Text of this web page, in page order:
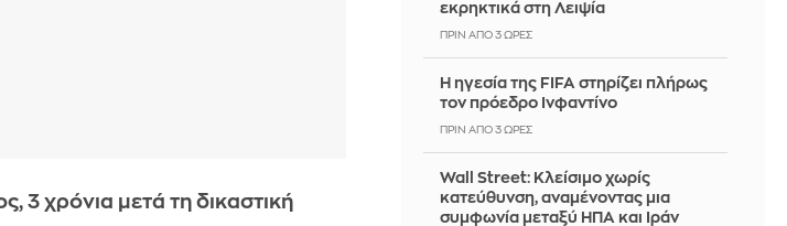
3 χρόνια μετά τη δικαστική
εκρηκτικά στη Λειψία
ΠΡΙΝ ΑΠΌ 3 ΏΡΕΣ
Η ηγεσία της FIFA στηρίζει πλήρως
τον πρόεδρο Ινφαντίνο
ΠΡΙΝ ΑΠΌ 3 ΏΡΕΣ
Wall Street: Κλείσιμο χωρίς
κατεύθυνση, αναμένοντας μια
συμφωνία μεταξύ ΗΠΑ και Ιράν